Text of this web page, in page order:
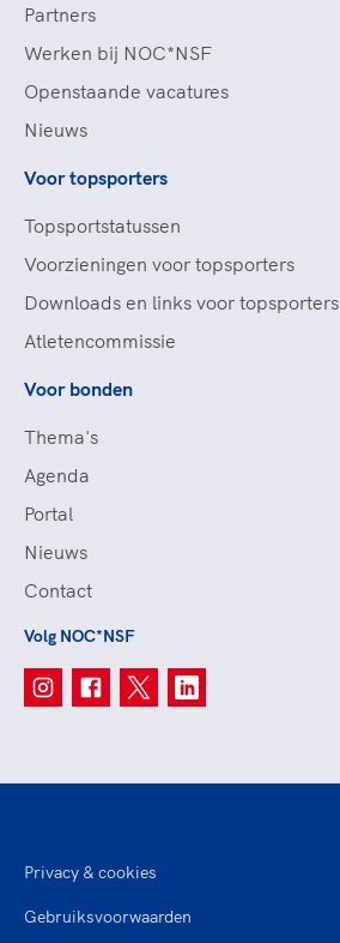
Partners
Werken bij NOC*NSF
Openstaande vacatures
Nieuws
Voor topsporters
Topsportstatussen
Voorzieningen voor topsporters
Downloads en links voor topsporters
Atletencommissie
Voor bonden
Thema's
Agenda
Portal
Nieuws
Contact
Volg NOC*NSF
Privacy & cookies
Gebruiksvoorwaarden